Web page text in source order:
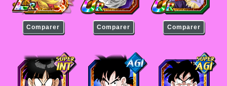
Comparer Comparer Comparer
Son Gohan (petit) Son Gohan (petit) Son Gohan (petit)